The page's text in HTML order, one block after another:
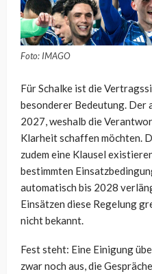
Foto: IMAGO
Für Schalke ist die
besonderer Bedeutung.
2027, weshalb die
Klarheit schaffen möchten.
zudem eine Klausel
bestimmten
automatisch bis 2028
Einsätzen diese Regelung
nicht bekannt.
Fest steht: Eine Einigung
zwar noch aus, die